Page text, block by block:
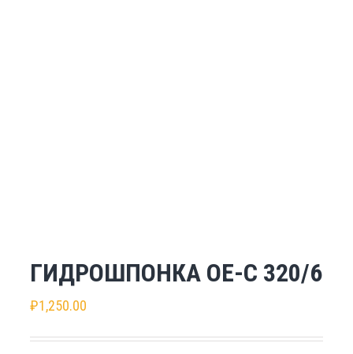
ГИДРОШПОНКА ОЕ-С 320/6
₽1,250.00